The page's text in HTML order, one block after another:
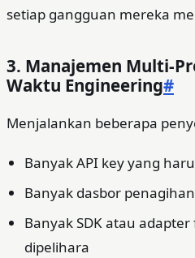
setiap gangguan mereka
3. Manajemen Multi-
Waktu Engineering#
Menjalankan beberapa
Banyak API key yang
Banyak dasbor
Banyak SDK atau
dipelihara